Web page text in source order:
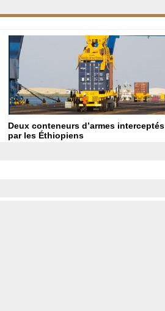
Deux conteneurs d’armes interceptés
par les Éthiopiens